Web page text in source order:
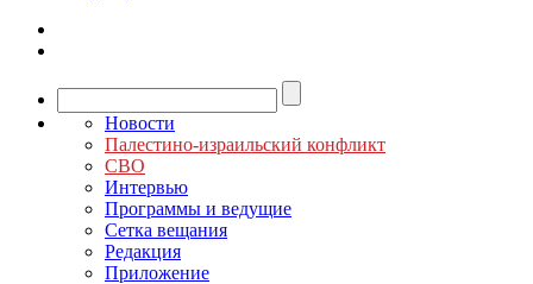
Новости
Палестино-израильский конфликт
СВО
Интервью
Программы и ведущие
Сетка вещания
Редакция
Приложение